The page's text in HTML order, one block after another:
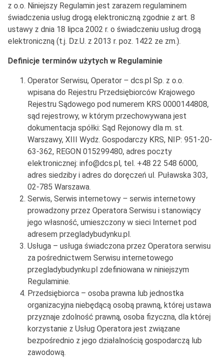
z o.o. Niniejszy Regulamin jest zarazem regulaminem
świadczenia usług drogą elektroniczną zgodnie z art. 8
ustawy z dnia 18 lipca 2002 r. o świadczeniu usług drogą
elektroniczną (t.j. Dz.U. z 2013 r. poz. 1422 ze zm.).
Definicje terminów użytych w Regulaminie
Operator Serwisu, Operator – dcs.pl Sp. z o.o.
wpisana do Rejestru Przedsiębiorców Krajowego
Rejestru Sądowego pod numerem KRS 0000144808,
sąd rejestrowy, w którym przechowywana jest
dokumentacja spółki: Sąd Rejonowy dla m. st.
Warszawy, XIII Wydz. Gospodarczy KRS, NIP: 951-20-
63-362, REGON 015299480, adres poczty
elektronicznej: info@dcs.pl, tel. +48 22 548 6000,
adres siedziby i adres do doręczeń ul. Puławska 303,
02-785 Warszawa.
Serwis, Serwis internetowy – serwis internetowy
prowadzony przez Operatora Serwisu i stanowiący
jego własność, umieszczony w sieci Internet pod
adresem przegladybudynku.pl.
Usługa – usługa świadczona przez Operatora serwisu
za pośrednictwem Serwisu internetowego
przegladybudynku.pl zdefiniowana w niniejszym
Regulaminie.
Przedsiębiorca – osoba prawna lub jednostka
organizacyjna niebędącą osobą prawną, której ustawa
przyznaje zdolność prawną, osoba fizyczna, dla której
korzystanie z Usług Operatora jest związane
bezpośrednio z jego działalnością gospodarczą lub
zawodową.